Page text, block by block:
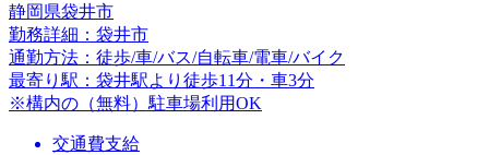
静岡県袋井市
勤務詳細：袋井市
通勤方法：徒歩/車/バス/自転車/電車/バイク
最寄り駅：袋井駅より徒歩11分・車3分
※構内の（無料）駐車場利用OK
交通費支給